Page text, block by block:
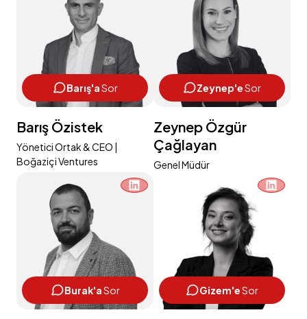
Barış'aSor
Barış Özistek
Yönetici Ortak & CEO |
Boğaziçi Ventures
Zeynep'eSor
Zeynep Özgür
Çağlayan
Genel Müdür
Burak'aSor Gizem'eSor